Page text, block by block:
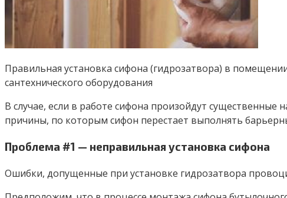
Правильная установка сифона (гидрозатвора) в
сантехнического оборудования
В случае, если в работе сифона произойдут
причины, по которым сифон перестает выполнять
Проблема #1 — неправильная установка сифона
Ошибки, допущенные при установке гидрозатвора